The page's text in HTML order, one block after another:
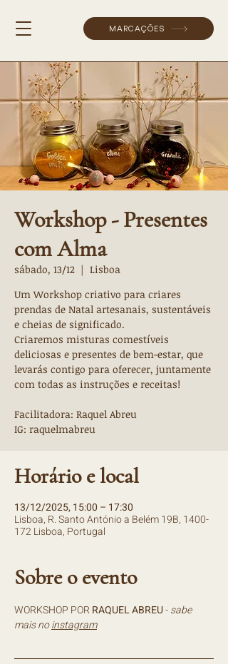
MARCAÇÕES
Workshop - Presentes
com Alma
sábado, 13/12
  |
Lisboa
Um Workshop criativo para criares
prendas de Natal artesanais, sustentáveis
e cheias de significado.
Criaremos misturas comestíveis
deliciosas e presentes de bem-estar, que
levarás contigo para oferecer, juntamente
com todas as instruções e receitas!
Facilitadora: Raquel Abreu
IG: raquelmabreu
Horário e local
13/12/2025, 15:00 – 17:30
Lisboa, R. Santo António a Belém 19B, 1400-
172 Lisboa, Portugal
Sobre o evento
WORKSHOP POR RAQUEL ABREU - sabe
mais no instagram